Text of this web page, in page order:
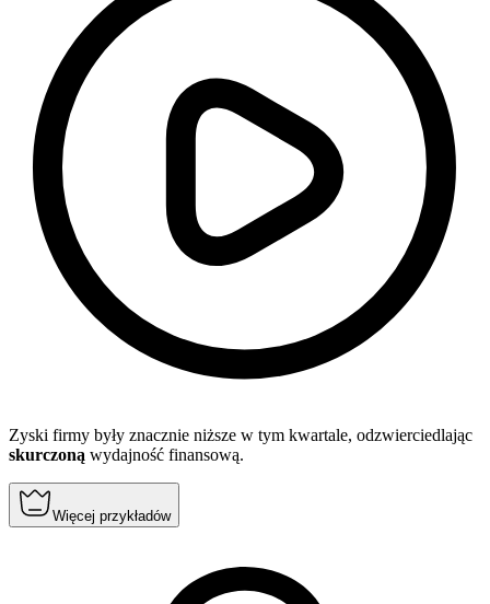
Zyski firmy były znacznie niższe w tym kwartale, odzwierciedlając
skurczoną wydajność finansową.
Więcej przykładów